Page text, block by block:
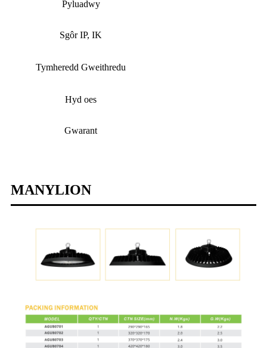
Pyluadwy
Sgôr IP, IK
Tymheredd Gweithredu
Hyd oes
Gwarant
MANYLION